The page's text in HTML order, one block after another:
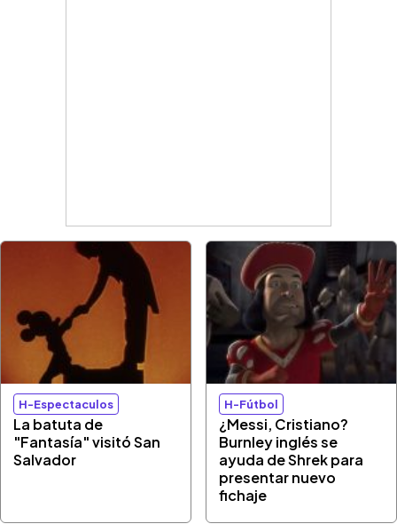
H-Espectaculos
La batuta de
"Fantasía" visitó San
Salvador
H-Fútbol
¿Messi, Cristiano?
Burnley inglés se
ayuda de Shrek para
presentar nuevo
fichaje